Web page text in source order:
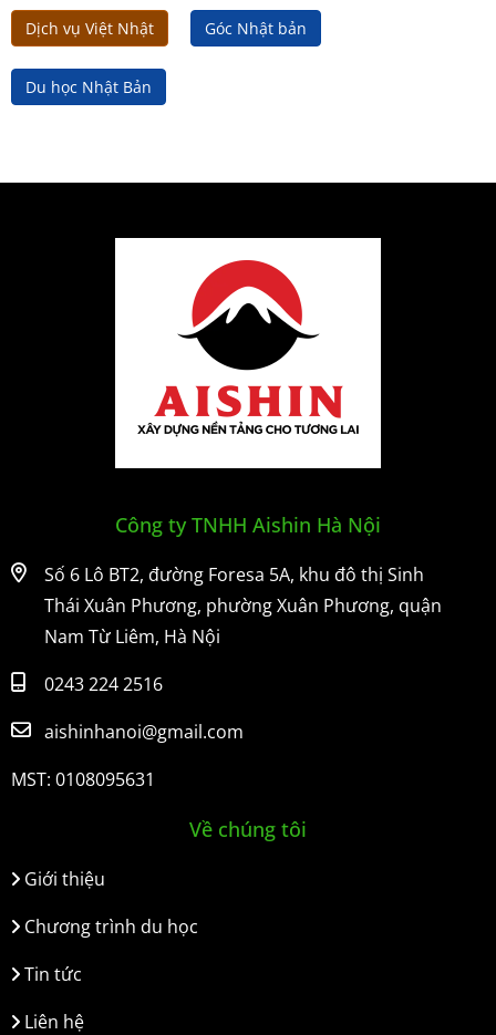
Dịch vụ Việt Nhật Góc Nhật bản
Du học Nhật Bản
Công ty TNHH Aishin Hà Nội
Số 6 Lô BT2, đường Foresa 5A, khu đô thị Sinh
Thái Xuân Phương, phường Xuân Phương, quận
Nam Từ Liêm, Hà Nội
0243 224 2516
aishinhanoi@gmail.com
MST: 0108095631
Về chúng tôi
Giới thiệu
Chương trình du học
Tin tức
Liên hệ